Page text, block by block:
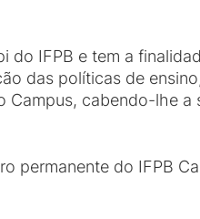
do IFPB e tem a
das políticas de
Campus, cabendo-lhe a
permanente do IFPB